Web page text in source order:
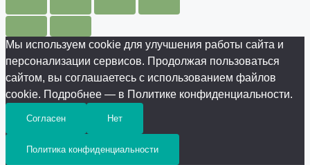
Мы используем cookie для улучшения работы сайта и
персонализации сервисов. Продолжая пользоваться
сайтом, вы соглашаетесь с использованием файлов
cookie. Подробнее — в Политике конфиденциальности.
Согласен Нет
Политика конфиденциальности